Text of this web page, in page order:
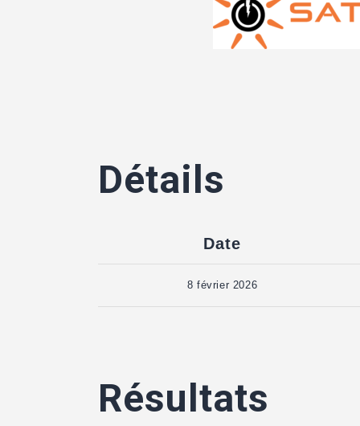
Détails
Date
8 février 2026
Résultats